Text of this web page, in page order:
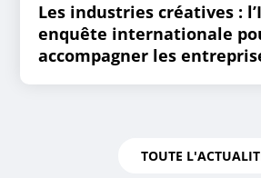
Les industries créatives :
enquête internationale
accompagner les
TOUTE